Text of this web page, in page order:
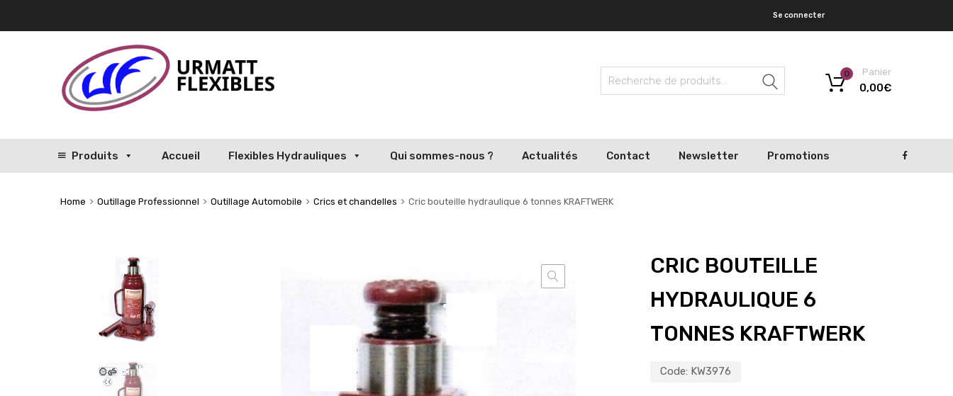
Se connecter
Recherche
Panier
0,00€
0
Produits Accueil Flexibles Hydrauliques Qui sommes-nous ? Actualités Contact Newsletter Promotions
Home Outillage Professionnel Outillage Automobile Crics et chandelles Cric bouteille hydraulique 6 tonnes KRAFTWERK
CRIC BOUTEILLE
HYDRAULIQUE 6
TONNES KRAFTWERK
Code: KW3976